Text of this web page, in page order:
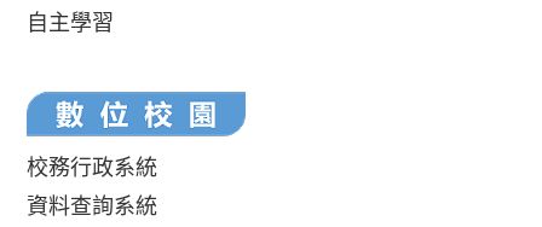
自主學習
校務行政系統
資料查詢系統